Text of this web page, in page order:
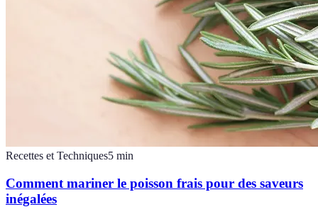
Recettes et Techniques5 min
Comment mariner le poisson frais pour des saveurs
inégalées